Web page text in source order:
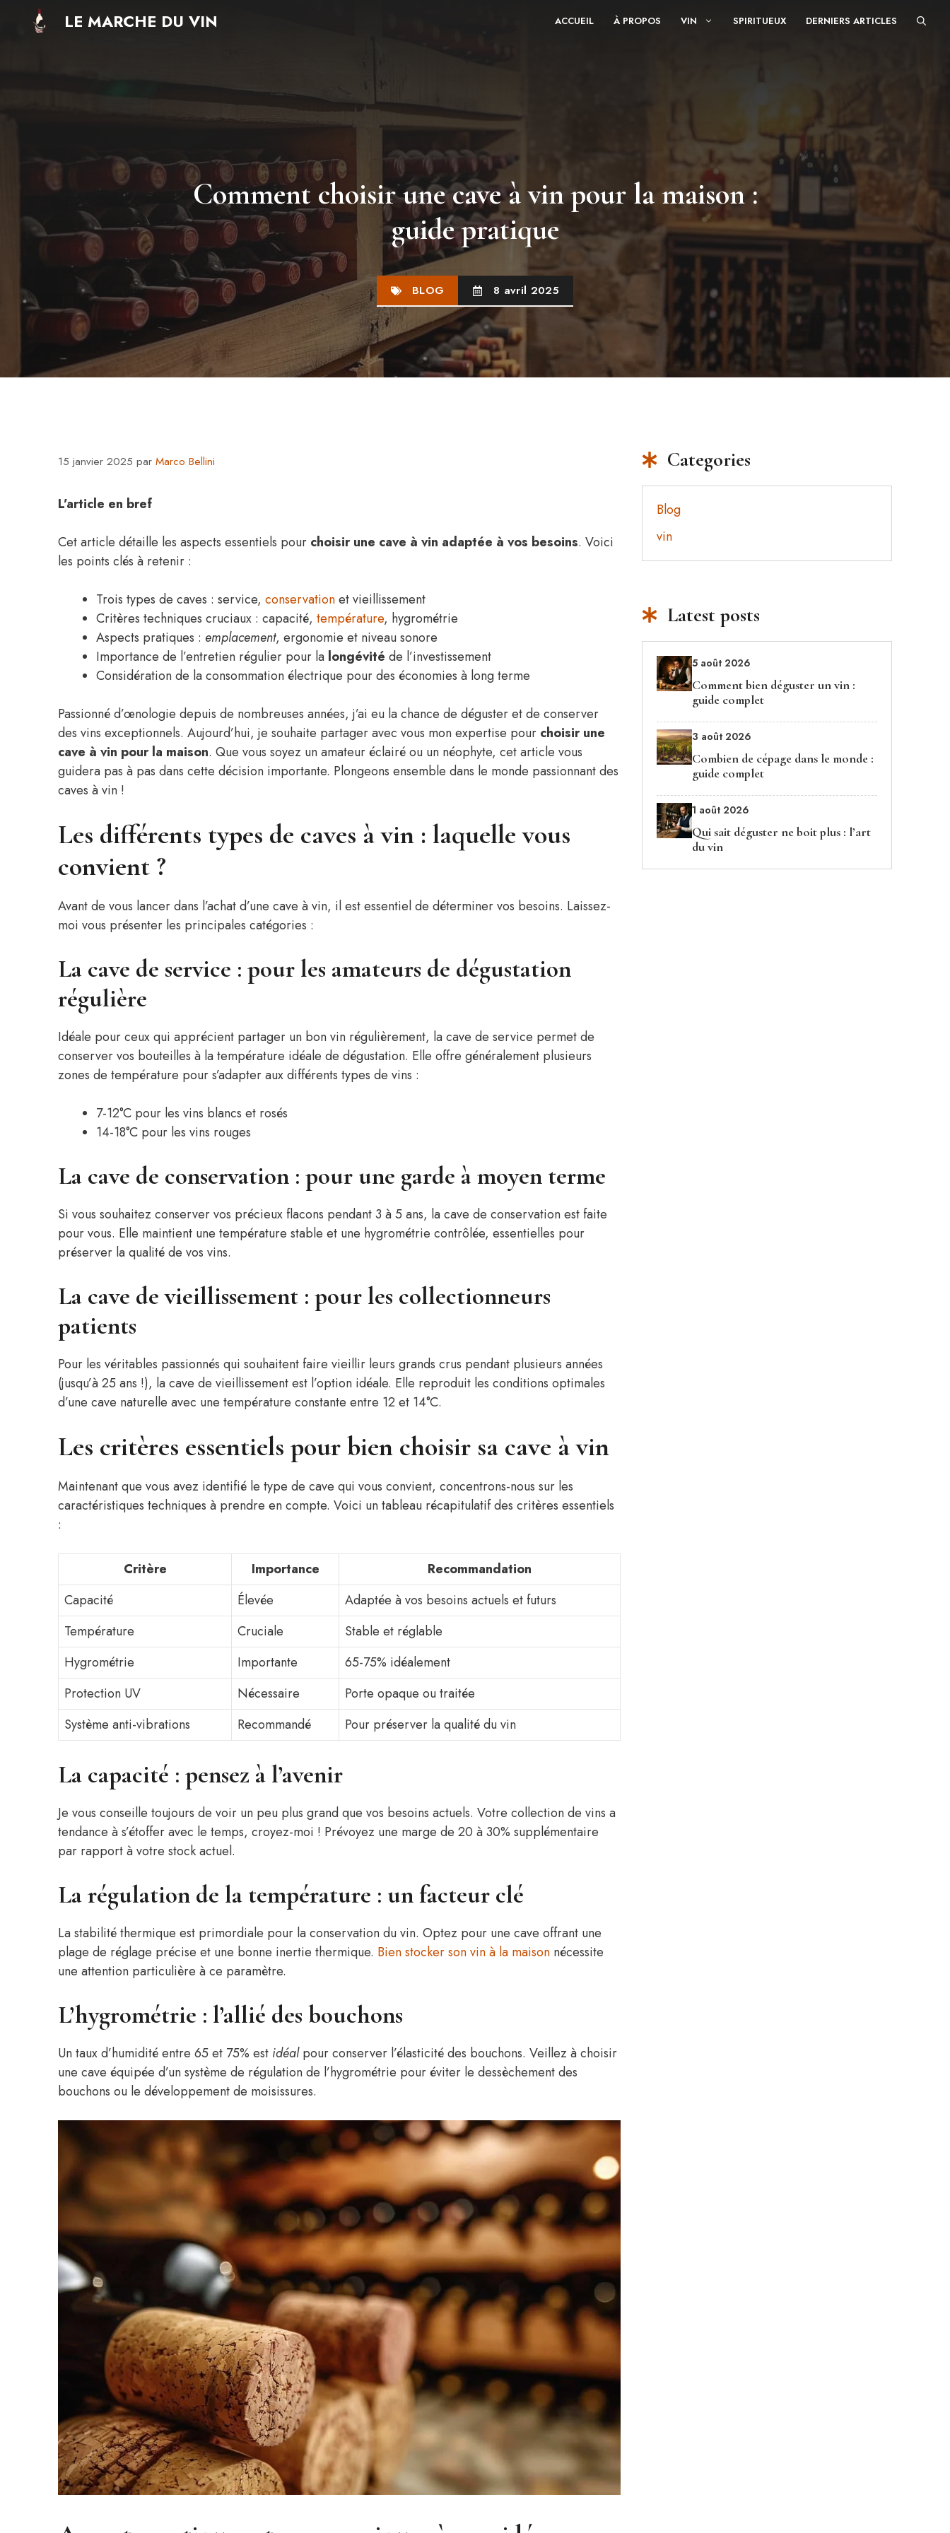
LE MARCHE DU VIN ACCUEIL À PROPOS VIN SPIRITUEUX DERNIERS ARTICLES
Comment choisir une cave à vin pour la maison :
guide pratique
BLOG 8 avril 2025
15 janvier 2025 par Marco Bellini
L’article en bref
Cet article détaille les aspects essentiels pour choisir une cave à vin adaptée à vos besoins. Voici
les points clés à retenir :
Trois types de caves : service, conservationet vieillissement
Critères techniques cruciaux : capacité, température, hygrométrie
Aspects pratiques : emplacement, ergonomie et niveau sonore
Importance de l’entretien régulier pour la longévité de l’investissement
Considération de la consommation électrique pour des économies à long terme
Passionné d’œnologie depuis de nombreuses années, j’ai eu la chance de déguster et de conserver
des vins exceptionnels. Aujourd’hui, je souhaite partager avec vous mon expertise pour choisir une
cave à vin pour la maison. Que vous soyez un amateur éclairé ou un néophyte, cet article vous
guidera pas à pas dans cette décision importante. Plongeons ensemble dans le monde passionnant des
caves à vin !
Les différents types de caves à vin : laquelle vous
convient ?
Avant de vous lancer dans l’achat d’une cave à vin, il est essentiel de déterminer vos besoins. Laissez-
moi vous présenter les principales catégories :
La cave de service : pour les amateurs de dégustation
régulière
Idéale pour ceux qui apprécient partager un bon vin régulièrement, la cave de service permet de
conserver vos bouteilles à la température idéale de dégustation. Elle offre généralement plusieurs
zones de température pour s’adapter aux différents types de vins :
7-12°C pour les vins blancs et rosés
14-18°C pour les vins rouges
La cave de conservation : pour une garde à moyen terme
Si vous souhaitez conserver vos précieux flacons pendant 3 à 5 ans, la cave de conservation est faite
pour vous. Elle maintient une température stable et une hygrométrie contrôlée, essentielles pour
préserver la qualité de vos vins.
La cave de vieillissement : pour les collectionneurs
patients
Pour les véritables passionnés qui souhaitent faire vieillir leurs grands crus pendant plusieurs années
(jusqu’à 25 ans !), la cave de vieillissement est l’option idéale. Elle reproduit les conditions optimales
d’une cave naturelle avec une température constante entre 12 et 14°C.
Les critères essentiels pour bien choisir sa cave à vin
Maintenant que vous avez identifié le type de cave qui vous convient, concentrons-nous sur les
caractéristiques techniques à prendre en compte. Voici un tableau récapitulatif des critères essentiels
:
Critère Importance
Recommandation
Capacité
Élevée
Adaptée à vos besoins actuels et futurs
Température
Cruciale
Stable et réglable
Hygrométrie
Importante
65-75% idéalement
Protection UV
Nécessaire
Porte opaque ou traitée
Système anti-vibrations
Recommandé Pour préserver la qualité du vin
La capacité : pensez à l’avenir
Je vous conseille toujours de voir un peu plus grand que vos besoins actuels. Votre collection de vins a
tendance à s’étoffer avec le temps, croyez-moi ! Prévoyez une marge de 20 à 30% supplémentaire
par rapport à votre stock actuel.
La régulation de la température : un facteur clé
La stabilité thermique est primordiale pour la conservation du vin. Optez pour une cave offrant une
plage de réglage précise et une bonne inertie thermique. Bien stocker son vin à la maison nécessite
une attention particulière à ce paramètre.
L’hygrométrie : l’allié des bouchons
Un taux d’humidité entre 65 et 75% est idéalpour conserver l’élasticité des bouchons. Veillez à choisir
une cave équipée d’un système de régulation de l’hygrométrie pour éviter le dessèchement des
bouchons ou le développement de moisissures.
Categories
Blog
vin
Latest posts
5 août 2026
Comment bien déguster un vin :
guide complet
3 août 2026
Combien de cépage dans le monde :
guide complet
1 août 2026
Qui sait déguster ne boit plus : l’art
du vin